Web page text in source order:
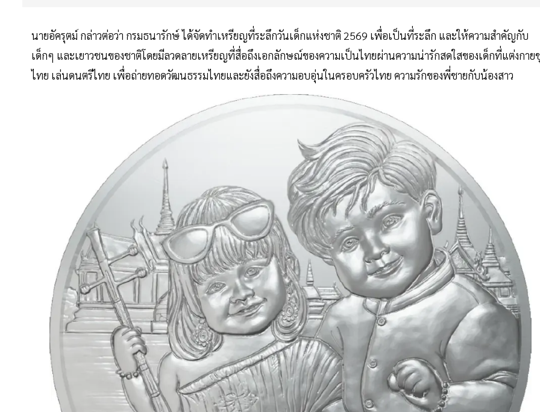
นายอัครุตม์ กล่าวต่อว่า กรมธนารักษ์ ได้จัดทำเหรียญที่ระลึกวันเด็กแห่งชาติ 2569 เพื่อเป็นที่ระลึก และให้ความสำคัญกับ
เด็กๆ และเยาวชนของชาติโดยมีลวดลายเหรียญที่สื่อถึงเอกลักษณ์ของความเป็นไทยผ่านความน่ารักสดใสของเด็กที่แต่งกาย
ไทย เล่นดนตรีไทย เพื่อถ่ายทอดวัฒนธรรมไทยและยังสื่อถึงความอบอุ่นในครอบครัวไทย ความรักของพี่ชายกับน้องสาว